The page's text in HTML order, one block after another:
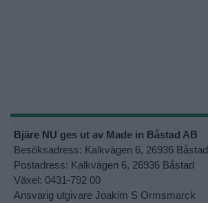
Bjäre NU ges ut av Made in Båstad AB
Besöksadress: Kalkvägen 6, 26936 Båstad
Postadress: Kalkvägen 6, 26936 Båstad
Växel: 0431-792 00
Ansvarig utgivare Joakim S Ormsmarck